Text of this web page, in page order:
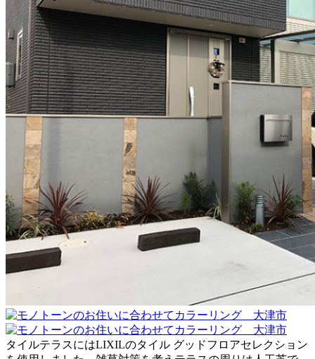
タイルテラスにはLIXILのタイル グッドフロアセレクション